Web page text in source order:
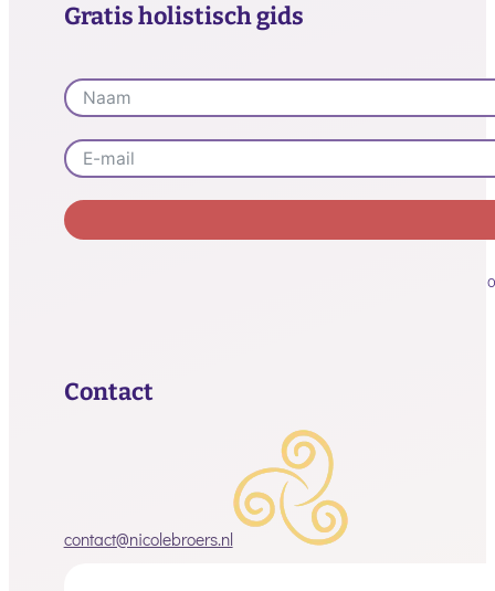
Contact
contact@nicolebroers.nl
Gratis holistisch gids